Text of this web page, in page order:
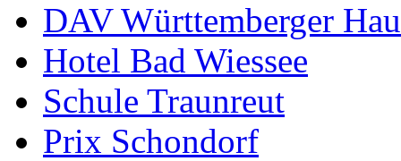
DAV Württemberger
Hotel Bad Wiessee
Schule Traunreut
Prix Schondorf